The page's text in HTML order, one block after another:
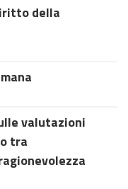
della
valutazioni
tra